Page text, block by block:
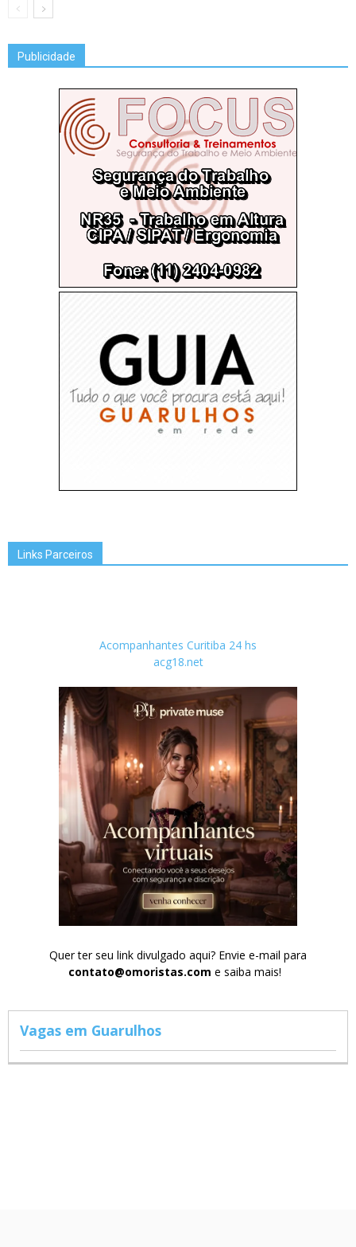
Publicidade
Links Parceiros
Acompanhantes Curitiba 24 hs
acg18.net
Quer ter seu link divulgado aqui? Envie e-mail para
contato@omoristas.com e saiba mais!
Vagas em Guarulhos